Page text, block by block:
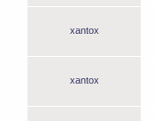
xantox
xantox